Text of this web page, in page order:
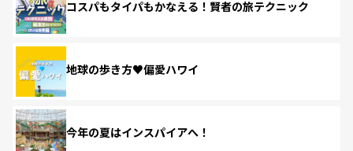
コスパもタイパもかなえる！賢者の旅テクニック
地球の歩き方♥偏愛ハワイ
今年の夏はインスパイアへ！